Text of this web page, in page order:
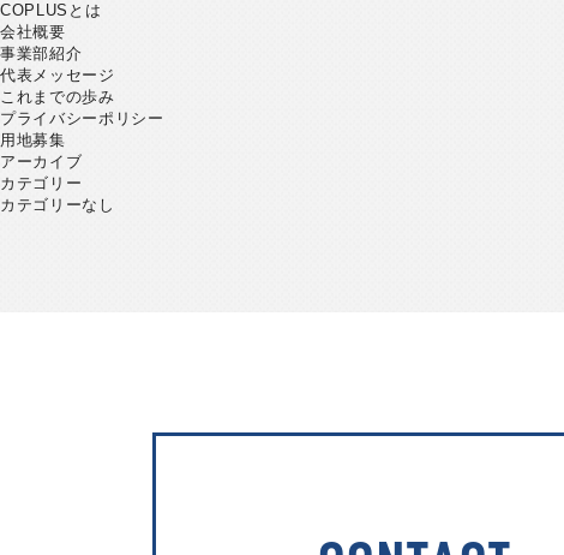
COPLUSとは
会社概要
事業部紹介
代表メッセージ
これまでの歩み
プライバシーポリシー
用地募集
アーカイブ
カテゴリー
カテゴリーなし